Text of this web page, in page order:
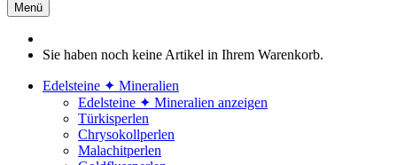
Menü
Sie haben noch keine Artikel in Ihrem Warenkorb.
Edelsteine ✦ Mineralien
Edelsteine ✦ Mineralien anzeigen
Türkisperlen
Chrysokollperlen
Malachitperlen